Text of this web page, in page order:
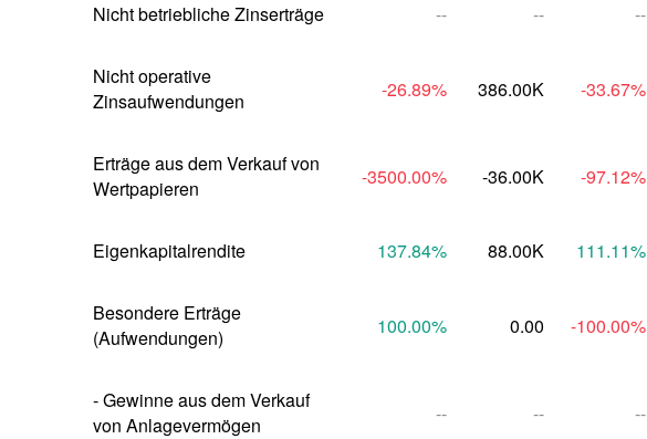
Nicht betriebliche Zinserträge -- -- --
Nicht operative
Zinsaufwendungen
-26.89% 386.00K -33.67%
Erträge aus dem Verkauf von
Wertpapieren
-3500.00% -36.00K -97.12%
Eigenkapitalrendite 137.84% 88.00K 111.11%
Besondere Erträge
(Aufwendungen)
100.00% 0.00 -100.00%
- Gewinne aus dem Verkauf
von Anlagevermögen
-- -- --